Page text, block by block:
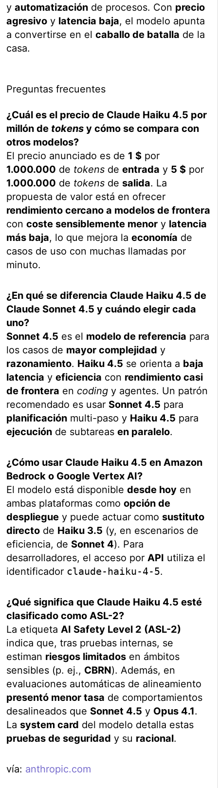
yautomatización de procesos. Con precio
agresivo y latencia baja, el modelo apunta
a convertirse en elcaballo de batalla de la
casa.
Preguntas frecuentes
¿Cuál es el precio de Claude Haiku 4.5 por
millón de tokens y cómo se compara con
otros modelos?
El precio anunciado es de 1 $ por
1.000.000 de tokens deentrada y 5 $ por
1.000.000 de tokens de salida. La
propuesta de valor está en ofrecer
rendimiento cercano a modelos de frontera
concoste sensiblemente menor y latencia
más baja, lo que mejora laeconomía de
casos de uso con muchas llamadas por
minuto.
¿En qué se diferencia Claude Haiku 4.5 de
Claude Sonnet 4.5 y cuándo elegir cada
uno?
Sonnet 4.5 es el modelo de referencia para
los casos de mayor complejidad y
razonamiento. Haiku 4.5 se orienta a baja
latencia yeficiencia con rendimiento casi
de frontera en coding y agentes. Un patrón
recomendado es usar Sonnet 4.5 para
planificación multi-paso y Haiku 4.5 para
ejecución de subtareasen paralelo.
¿Cómo usar Claude Haiku 4.5 en Amazon
Bedrock o Google Vertex AI?
El modelo está disponibledesde hoy en
ambas plataformas comoopción de
despliegue y puede actuar como sustituto
directo de Haiku 3.5 (y, en escenarios de
eficiencia, de Sonnet 4). Para
desarrolladores, el acceso por API utiliza el
identificador claude-haiku-4-5.
¿Qué significa que Claude Haiku 4.5 esté
clasificado como ASL-2?
La etiqueta AI Safety Level 2 (ASL-2)
indica que, tras pruebas internas, se
estiman riesgos limitados en ámbitos
sensibles (p. ej., CBRN). Además, en
evaluaciones automáticas de alineamiento
presentó menor tasa de comportamientos
desalineados que Sonnet 4.5 y Opus 4.1.
La system card del modelo detalla estas
pruebas de seguridad y su racional.
vía: anthropic.com